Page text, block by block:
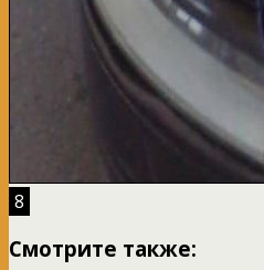
8
Смотрите также: